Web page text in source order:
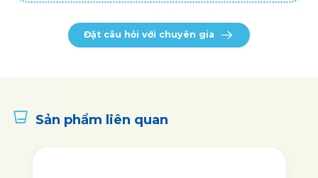
Đặt câu hỏi với chuyên gia
Sản phẩm liên quan